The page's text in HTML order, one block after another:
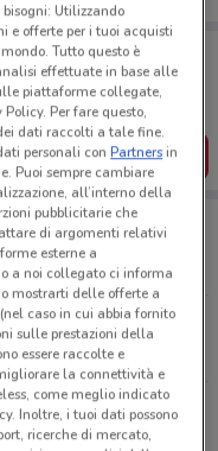
con te!
dei negozi vicino a te,
risparmio, comodamente
L’APP
37 Ciampino
Utilizzando
e offerte per i tuoi acquisti
Tutto questo è
effettuate in base alle
piattaforme collegate,
Per fare questo,
dati raccolti a tale fine.
personali conPartnersin
Puoi sempre cambiare
all’interno della
pubblicitarie che
di argomenti relativi
esterne a
a noi collegato ci informa
mostrarti delle offerte a
caso in cui abbia fornito
sulle prestazioni della
essere raccolte e
la connettività e
come meglio indicato
Inoltre, i tuoi dati possono
ricerche di mercato,